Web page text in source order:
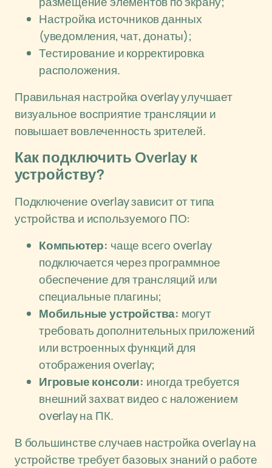
Настройка источников данных
(уведомления, чат, донаты);
Тестирование и корректировка
расположения.
Правильная настройка overlay улучшает
визуальное восприятие трансляции и
повышает вовлеченность зрителей.
Как подключить Overlay к
устройству?
Подключение overlay зависит от типа
устройства и используемого ПО:
Компьютер: чаще всего overlay
подключается через программное
обеспечение для трансляций или
специальные плагины;
Мобильные устройства: могут
требовать дополнительных приложений
или встроенных функций для
отображения overlay;
Игровые консоли: иногда требуется
внешний захват видео с наложением
overlay на ПК.
В большинстве случаев настройка overlay на
устройстве требует базовых знаний о работе